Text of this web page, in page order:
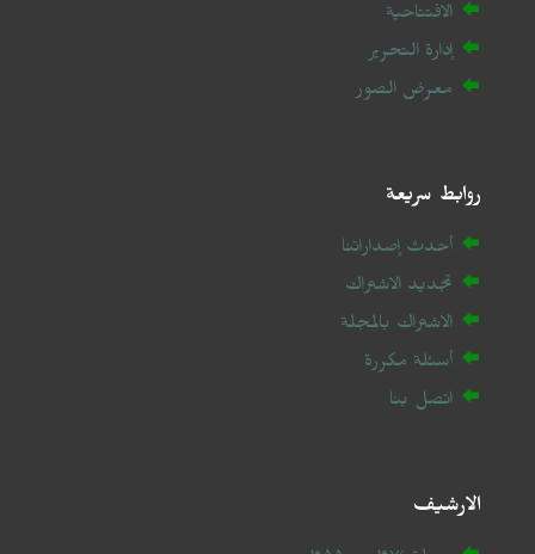
الافتتاحية
إدارة التحرير
معرض الصور
روابط سريعة
أحدث إصداراتنا
تجديد الاشتراك
الاشتراك بالمجلة
أسئلة مكررة
اتصل بنا
الارشيف